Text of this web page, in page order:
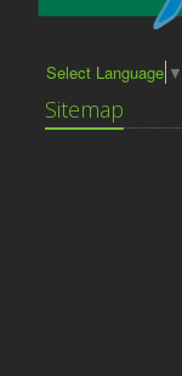
Select Language ▼
Sitemap